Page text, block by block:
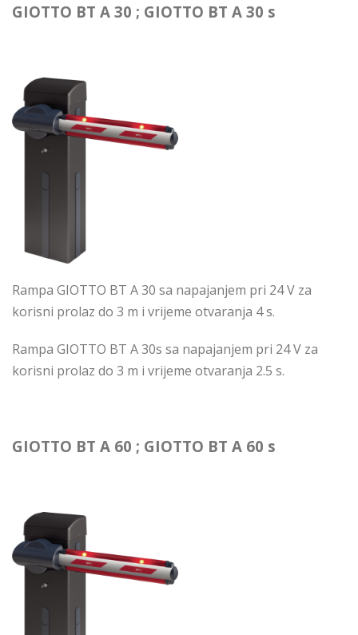
GIOTTO BT A 30 ; GIOTTO BT A 30 s
Rampa GIOTTO BT A 30 sa napajanjem pri 24 V za
korisni prolaz do 3 m i vrijeme otvaranja 4 s.
Rampa GIOTTO BT A 30s sa napajanjem pri 24 V za
korisni prolaz do 3 m i vrijeme otvaranja 2.5 s.
GIOTTO BT A 60 ; GIOTTO BT A 60 s